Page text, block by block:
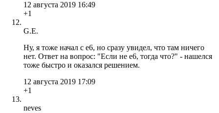
12 августа 2019 16:49
+1
G.E.
Ну, я тоже начал с е6, но сразу увидел, что там ничего
нет. Ответ на вопрос: "Если не е6, тогда что?" - нашелся
тоже быстро и оказался решением.
12 августа 2019 17:09
+1
neves